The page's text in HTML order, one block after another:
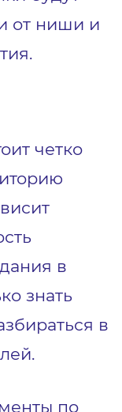
от ниши и
четко
в
знать
в
по